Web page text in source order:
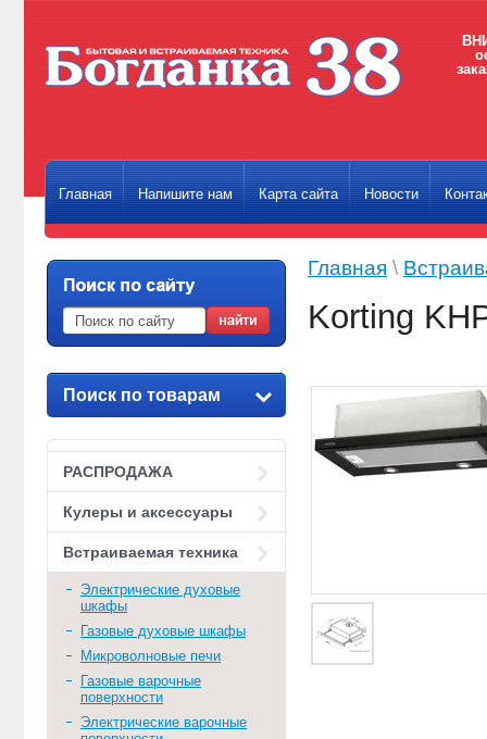
Главная Напишите нам Карта сайта Новости
Поиск по товарам
РАСПРОДАЖА
Кулеры и аксессуары
Встраиваемая техника
Электрические духовые
шкафы
Газовые духовые шкафы
Микроволновые печи
Газовые варочные
поверхности
Электрические варочные
Главная \
Korting